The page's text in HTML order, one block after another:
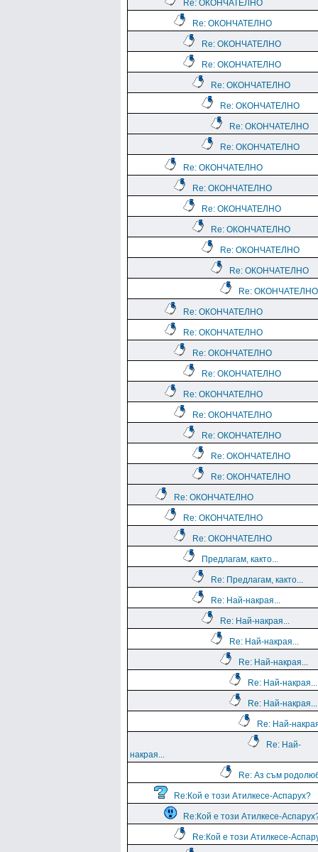
Re: ОКОНЧАТЕЛНО
Re: ОКОНЧАТЕЛНО
Re: ОКОНЧАТЕЛНО
Re: ОКОНЧАТЕЛНО
Re: ОКОНЧАТЕЛНО
Re: ОКОНЧАТЕЛНО
Re: ОКОНЧАТЕЛНО
Re: ОКОНЧАТЕЛНО
Re: ОКОНЧАТЕЛНО
Re: ОКОНЧАТЕЛНО
Re: ОКОНЧАТЕЛНО
Re: ОКОНЧАТЕЛНО
Re: ОКОНЧАТЕЛНО
Re: ОКОНЧАТЕЛНО
Re: ОКОНЧАТЕЛНО
Re: ОКОНЧАТЕЛНО
Re: ОКОНЧАТЕЛНО
Re: ОКОНЧАТЕЛНО
Re: ОКОНЧАТЕЛНО
Re: ОКОНЧАТЕЛНО
Re: ОКОНЧАТЕЛНО
Re: ОКОНЧАТЕЛНО
Re: ОКОНЧАТЕЛНО
Re: ОКОНЧАТЕЛНО
Re: ОКОНЧАТЕЛНО
Re: ОКОНЧАТЕЛНО
Re: ОКОНЧАТЕЛНО
Предлагам, както...
Re: Предлагам, както...
Re: Най-накрая...
Re: Най-накрая...
Re: Най-накрая...
Re: Най-накрая...
Re: Най-накрая...
Re: Най-накрая...
Re: Най-
Re: Най-
накрая...
Re: Аз съм
Re:Кой е този Атилкесе-Аспарух?
Re:Кой е този Атилкесе-
Re:Кой е този Атилкесе-